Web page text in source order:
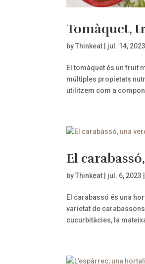
Tomàquet,
byThinkeat jul. 14, 2023
El tomàquet és un fruit
múltiples propietats
utilitzem com a
El
byThinkeat jul. 6, 2023
El carabassó és una
varietat de
cucurbitàcies, la